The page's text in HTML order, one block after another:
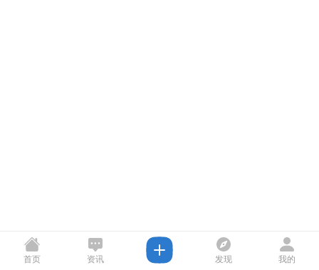
首页 资讯 发现 我的